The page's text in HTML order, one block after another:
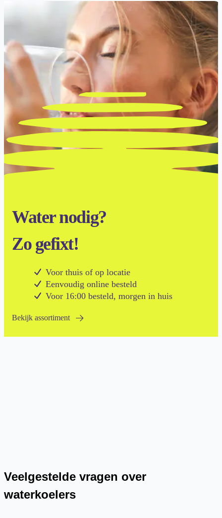
Water nodig?
Zo gefixt!
Voor thuis of op locatie
Eenvoudig online besteld
Voor 16:00 besteld, morgen in huis
Bekijk assortiment
Veelgestelde vragen over
waterkoelers